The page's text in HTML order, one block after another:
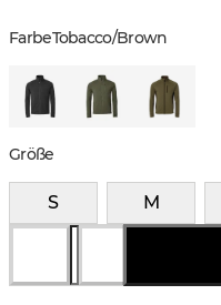
FarbeTobacco/Brown
Größe
S M